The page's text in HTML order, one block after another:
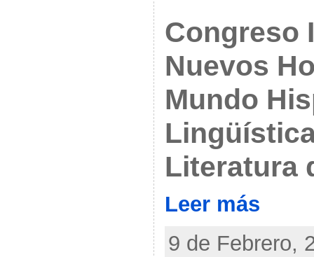
Congreso
Nuevos
Mundo
Literatura
Leer más
9 de Febrero,